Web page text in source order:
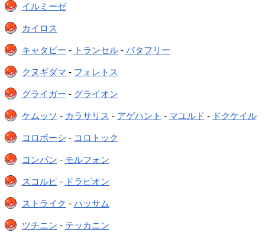
イルミーゼ
カイロス
キャタピー - トランセル- バタフリー
クヌギダマ - フォレトス
グライガー - グライオン
ケムッソ - カラサリス - アゲハント - マユルド - ドクケイル
コロボーシ - コロトック
コンパン - モルフォン
スコルピ- ドラピオン
ストライク - ハッサム
ツチニン - テッカニン